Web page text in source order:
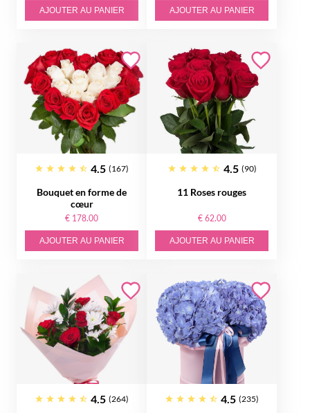
AJOUTER AU PANIER AJOUTER AU PANIER
4.5 (167)
Bouquet en forme de
cœur
€ 178.00
AJOUTER AU PANIER
4.5 (90)
11 Roses rouges
€ 62.00
AJOUTER AU PANIER
4.5 (264) 4.5 (235)